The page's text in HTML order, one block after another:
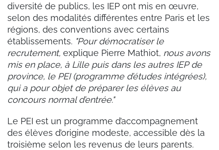
diversité de publics, les IEP ont mis en œuvre,
selon des modalités différentes entre Paris et les
régions, des conventions avec certains
établissements. "Pour démocratiser le
recrutement, explique Pierre Mathiot, nous avons
mis en place, à Lille puis dans les autres IEP de
province, le PEI (programme d’études intégrées),
qui a pour objet de préparer les élèves au
concours normal d’entrée."
Le PEI est un programme d’accompagnement
des élèves d’origine modeste, accessible dès la
troisième selon les revenus de leurs parents.